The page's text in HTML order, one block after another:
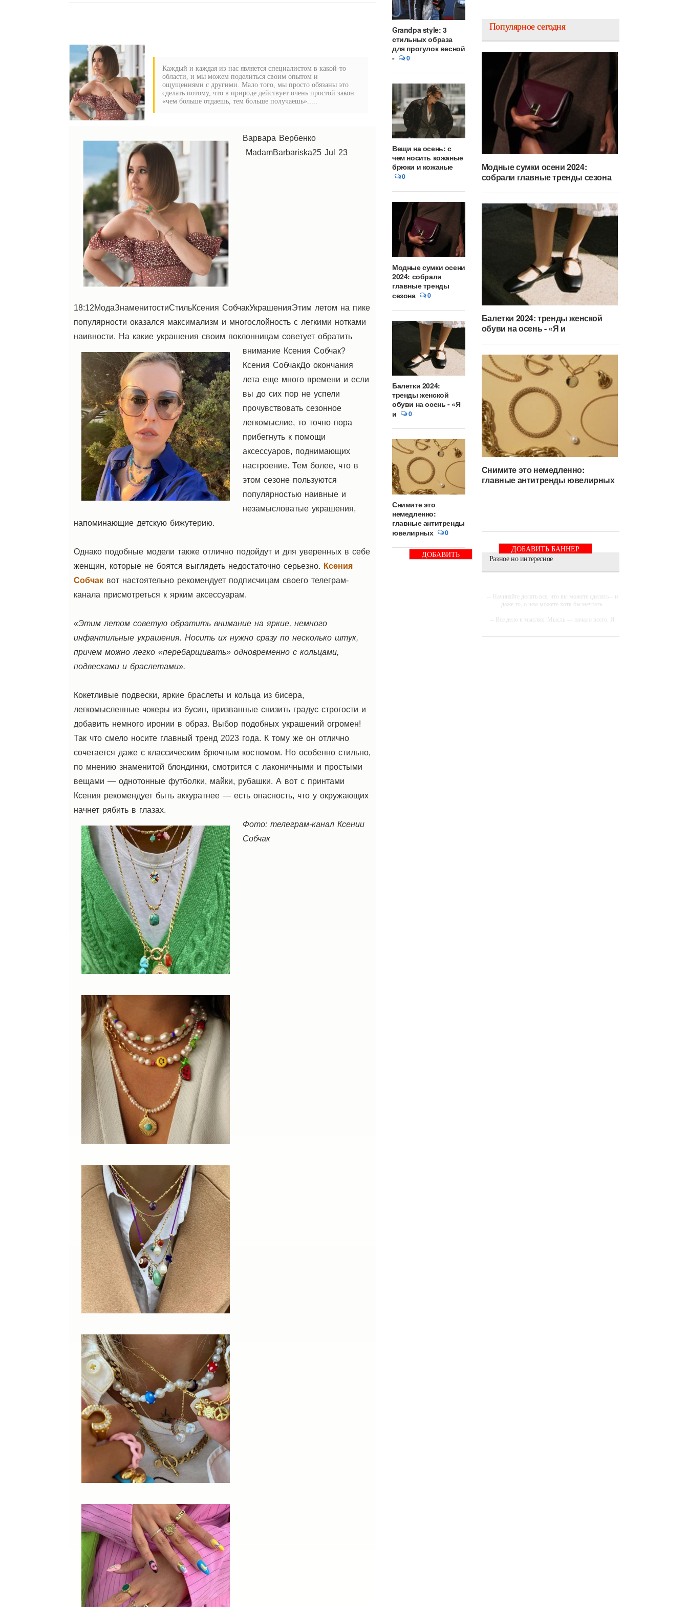
Каждый и каждая из нас является специалистом в какой-то
области, и мы можем поделиться своим опытом и
ощущениями с другими. Мало того, мы просто обязаны это
сделать потому, что в природе действует очень простой закон
«чем больше отдаешь, тем больше получаешь».....
Варвара Вербенко
MadamBarbariska25 Jul 23
18:12МодаЗнаменитостиСтильКсения СобчакУкрашенияЭтим летом на пике
популярности оказался максимализм и многослойность с легкими нотками
наивности. На какие украшения своим поклонницам советует обратить
внимание Ксения Собчак?
Ксения СобчакДо окончания
лета еще много времени и если
вы до сих пор не успели
прочувствовать сезонное
легкомыслие, то точно пора
прибегнуть к помощи
аксессуаров, поднимающих
настроение. Тем более, что в
этом сезоне пользуются
популярностью наивные и
незамысловатые украшения,
напоминающие детскую бижутерию.
Однако подобные модели также отлично подойдут и для уверенных в себе
женщин, которые не боятся выглядеть недостаточно серьезно. Ксения
Собчак вот настоятельно рекомендует подписчицам своего телеграм-
канала присмотреться к ярким аксессуарам.
«Этим летом советую обратить внимание на яркие, немного
инфантильные украшения. Носить их нужно сразу по несколько штук,
причем можно легко «перебарщивать» одновременно с кольцами,
подвесками и браслетами».
Кокетливые подвески, яркие браслеты и кольца из бисера,
легкомысленные чокеры из бусин, призванные снизить градус строгости и
добавить немного иронии в образ. Выбор подобных украшений огромен!
Так что смело носите главный тренд 2023 года. К тому же он отлично
сочетается даже с классическим брючным костюмом. Но особенно стильно,
по мнению знаменитой блондинки, смотрится с лаконичными и простыми
вещами — однотонные футболки, майки, рубашки. А вот с принтами
Ксения рекомендует быть аккуратнее — есть опасность, что у окружающих
начнет рябить в глазах.
Фото: телеграм-канал Ксении
Собчак
Grandpa style: 3
стильных образа
для прогулок весной
-
0
Вещи на осень: с
чем носить кожаные
брюки и кожаные
0
Модные сумки осени
2024: собрали
главные тренды
сезона
0
Балетки 2024:
тренды женской
обуви на осень - «Я
и
0
Снимите это
немедленно:
главные антитренды
ювелирных
0
ДОБАВИТЬ
Популярное сегодня
Модные сумки осени 2024:
собрали главные тренды сезона
Балетки 2024: тренды женской
обуви на осень - «Я и
Снимите это немедленно:
главные антитренды ювелирных
ДОБАВИТЬ БАННЕР
Разное но интересное
-- Начинайте делать все, что вы можете сделать – и
даже то, о чем можете хотя бы мечтать.
-- Все дело в мыслях. Мысль — начало всего. И